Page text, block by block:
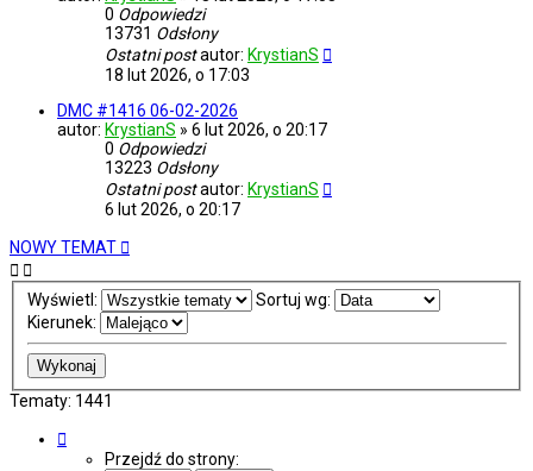
0 Odpowiedzi
13731 Odsłony
Ostatni postautor: KrystianS
18 lut 2026, o 17:03
DMC #1416 06-02-2026
autor: KrystianS » 6 lut 2026, o 20:17
0 Odpowiedzi
13223 Odsłony
Ostatni postautor: KrystianS
6 lut 2026, o 20:17
NOWY TEMAT
Wyświetl:
Sortuj wg:
Kierunek:
Tematy: 1441
Przejdź do strony: